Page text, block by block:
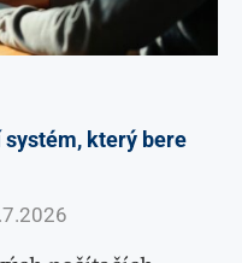
který bere